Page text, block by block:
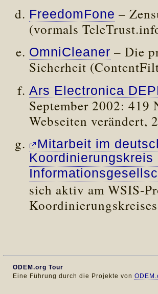
FreedomFone –
(vormals
OmniCleaner – Die
Sicherheit
Ars Electronica
September 2002: 419
Webseiten verändert,
Mitarbeit im
sich aktiv am WSIS-
Koordinierungskreises
ODEM.org Tour
Eine Führung durch die Projekte von